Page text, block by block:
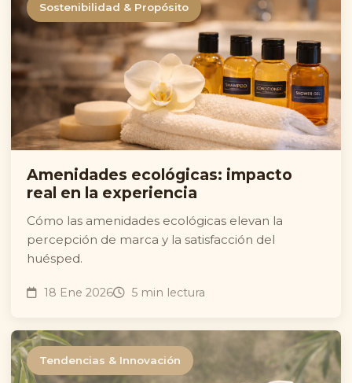
Sostenibilidad & Propósito
Amenidades ecológicas: impacto
real en la experiencia
Cómo las amenidades ecológicas elevan la
percepción de marca y la satisfacción del
huésped.
18 Ene 2026 5 min lectura
Tendencias & Innovación